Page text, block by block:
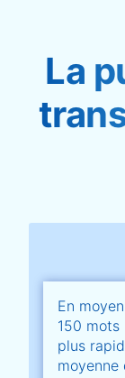
La
En
150
plus